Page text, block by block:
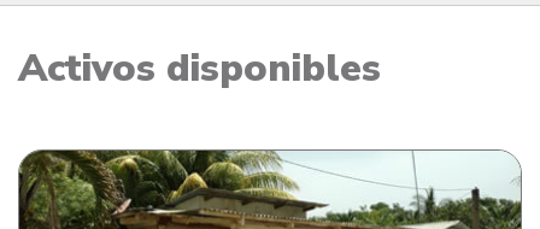
Activos disponibles